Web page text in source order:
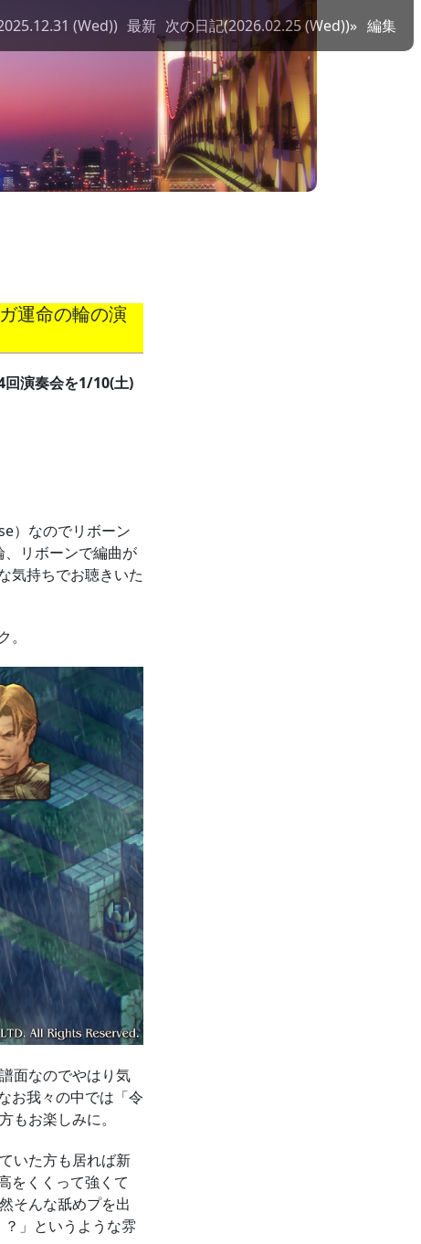
(Wed)) 最新 次の日記(2026.02.25 (Wed))» 編集
運命の輪の演
回演奏会を1/10(土)
）なのでリボーン
リボーンで編曲が
気持ちでお聴きいた
面なのでやはり気
お我々の中では「令
お楽しみに。
いた方も居れば新
をくくって強くて
そんな舐めプを出
」というような雰